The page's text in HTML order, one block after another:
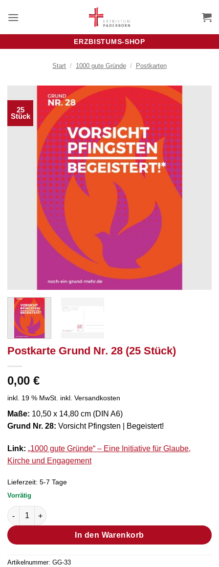
Inhalt
ERZBISTUMS-SHOP
Start / 1000 gute Gründe / Postkarten
25
Stück
Postkarte Grund Nr. 28 (25 Stück)
0,00 €
inkl. 19 % MwSt. inkl. Versandkosten
Maße: 10,50 x 14,80 cm (DIN A6)
Grund Nr. 28: Vorsicht Pfingsten | Begeistert!
Link: „1000 gute Gründe“ – Eine Initiative für Glaube,
Kirche und Engagement
Lieferzeit: 5-7 Tage
Vorrätig
Postkarte Grund Nr. 28 (25 Stück) Menge
In den Warenkorb
Artikelnummer: GG-33